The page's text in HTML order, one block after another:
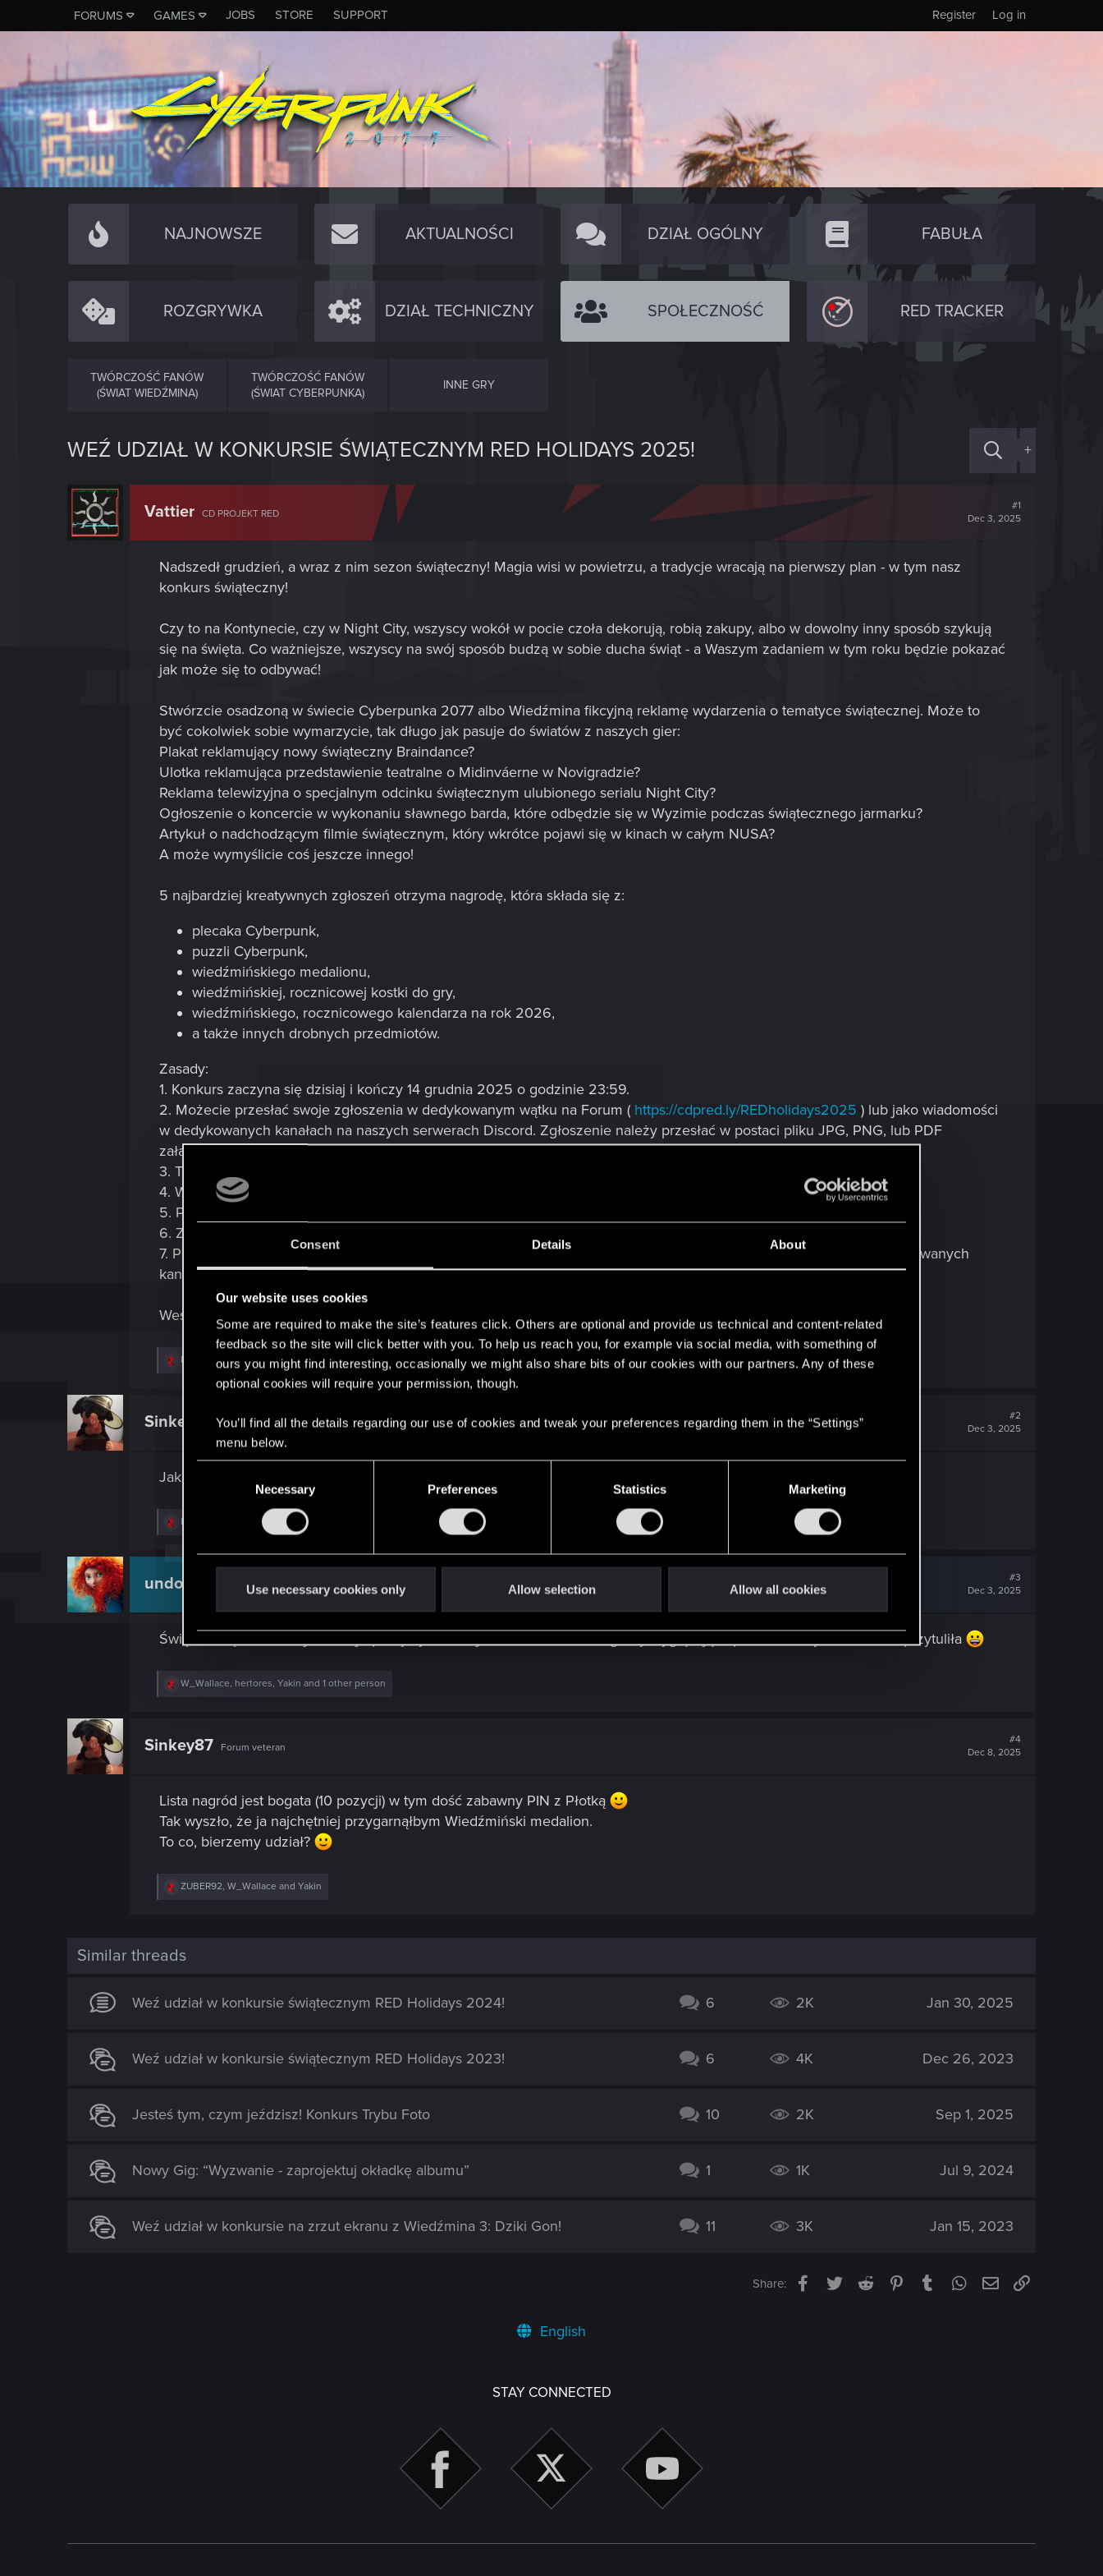
Consent Details About
Our website uses cookies
Some are required to make the site’s features click. Others are optional and provide us technical and content-related
feedback so the site will click better with you. To help us reach you, for example via social media, with something of
ours you might find interesting, occasionally we might also share bits of our cookies with our partners. Any of these
optional cookies will require your permission, though.
You’ll find all the details regarding our use of cookies and tweak your preferences regarding them in the “Settings”
menu below.
e
l
c
o
Necessary Preferences Statistics Marketing
Use necessary cookies only Allow selection Allow all cookies
FORUMS GAMES JOBS STORE SUPPORT Log in
Register
NAJNOWSZE AKTUALNOŚCI DZIAŁ OGÓLNY FABUŁA
ROZGRYWKA DZIAŁ TECHNICZNY SPOŁECZNOŚĆ RED TRACKER
TWÓRCZOŚĆ FANÓW
(ŚWIAT WIEDŹMINA)
TWÓRCZOŚĆ FANÓW
(ŚWIAT CYBERPUNKA)
INNE GRY
WEŹ UDZIAŁ W KONKURSIE ŚWIĄTECZNYM RED HOLIDAYS 2025! +
Vattier CD PROJEKT RED
#1
Dec 3, 2025
Nadszedł grudzień, a wraz z nim sezon świąteczny! Magia wisi w powietrzu, a tradycje wracają na pierwszy plan - w tym nasz
konkurs świąteczny!
Czy to na Kontynecie, czy w Night City, wszyscy wokół w pocie czoła dekorują, robią zakupy, albo w dowolny inny sposób szykują
się na święta. Co ważniejsze, wszyscy na swój sposób budzą w sobie ducha świąt - a Waszym zadaniem w tym roku będzie pokazać
jak może się to odbywać!
Stwórzcie osadzoną w świecie Cyberpunka 2077 albo Wiedźmina fikcyjną reklamę wydarzenia o tematyce świątecznej. Może to
być cokolwiek sobie wymarzycie, tak długo jak pasuje do światów z naszych gier:
Plakat reklamujący nowy świąteczny Braindance?
Ulotka reklamująca przedstawienie teatralne o Midinváerne w Novigradzie?
Reklama telewizyjna o specjalnym odcinku świątecznym ulubionego serialu Night City?
Ogłoszenie o koncercie w wykonaniu sławnego barda, które odbędzie się w Wyzimie podczas świątecznego jarmarku?
Artykuł o nadchodzącym filmie świątecznym, który wkrótce pojawi się w kinach w całym NUSA?
A może wymyślicie coś jeszcze innego!
5 najbardziej kreatywnych zgłoszeń otrzyma nagrodę, która składa się z:
plecaka Cyberpunk,
puzzli Cyberpunk,
wiedźmińskiego medalionu,
wiedźmińskiej, rocznicowej kostki do gry,
wiedźmińskiego, rocznicowego kalendarza na rok 2026,
a także innych drobnych przedmiotów.
Zasady:
1. Konkurs zaczyna się dzisiaj i kończy 14 grudnia 2025 o godzinie 23:59.
2. Możecie przesłać swoje zgłoszenia w dedykowanym wątku na Forum ( https://cdpred.ly/REDholidays2025 ) lub jako wiadomości
w dedykowanych kanałach na naszych serwerach Discord. Zgłoszenie należy przesłać w postaci pliku JPG, PNG, lub PDF
załączonego do wiadomości, lub, jeśli jest to klip wideo, należy przesłać link do YouTube.
3. Tylko pierwsze zgłoszenie będzie brane pod uwagę.
4. Wybierzemy 5 zwycięzców.
5. Pula nagród jest wspólna dla Forum i Discorda, więc nie ma znaczenia gdzie wyślecie zgłoszenia.
6. Zwycięzców ogłosimy najpóźniej 19 grudnia 2025.
7. Pełny regulamin konkursu znajdziecie załączony w postaci pliku PDF w dedykowanym wątku na Forum oraz dedykowanych
kanałach na naszych serwerach Discord.
Wesołych świąt!
R
i
:
Lipto Korvo85 ,W_Wallaceand 8 others
Sinkey87 Forum veteran
#2
Dec 3, 2025
Jak zwykle nie mogę się doczekać co przygotuje nasza społeczność!
R
c
i
n
:
hertores undomiel9 and ZUBER92
undomiel9 Moderator
#3
Dec 3, 2025
Święta, święta! Wrzucajcie swoje pomysły, bo też jestem ciekawa, a nagrody wyglądają super… sama bym kalendarz przytuliła
R
i
:
W_Wallace, hertores, Yakin and 1 other person
Sinkey87 Forum veteran
#4
Dec 8, 2025
Lista nagród jest bogata (10 pozycji) w tym dość zabawny PIN z Płotką
Tak wyszło, że ja najchętniej przygarnąłbym Wiedźmiński medalion.
To co, bierzemy udział?
R
i
o
:
ZUBER92, W_Wallace and Yakin
Similar threads
Weź udział w konkursie świątecznym RED Holidays 2024! 6 2K Jan 30, 2025
Weź udział w konkursie świątecznym RED Holidays 2023! 6 4K Dec 26, 2023
Jesteś tym, czym jeździsz! Konkurs Trybu Foto 10 2K Sep 1, 2025
Nowy Gig: “Wyzwanie - zaprojektuj okładkę albumu” 1 1K Jul 9, 2024
Weź udział w konkursie na zrzut ekranu z Wiedźmina 3: Dziki Gon! 11 3K Jan 15, 2023
Share: Facebook
TwitterReddit PinterestTumblrWhatsApp
EmailLink
English
STAY CONNECTED